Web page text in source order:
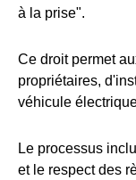
à la prise".
Ce droit permet
propriétaires,
véhicule
Le processus
et le respect des